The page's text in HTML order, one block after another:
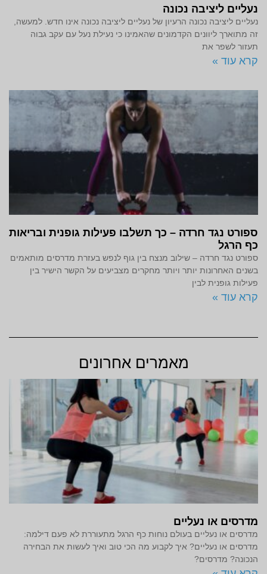
נעליים ליציבה נכונה
נעליים ליציבה נכונה הרעיון של נעליים ליציבה נכונה אינו חדש. למעשה,
זה מתוארך ליוונים הקדמונים שהאמינו כי נעילת נעל עם עקב גבוה
תעזור לשפר את
קרא עוד »
ספורט נגד חרדה – כך תשלבו פעילות גופנית ובריאות
כף הרגל
ספורט נגד חרדה – שילוב מנצח בין גוף לנפש בעזרת מדרסים מותאמים
בשנים האחרונות יותר ויותר מחקרים מצביעים על הקשר הישיר בין
פעילות גופנית לבין
קרא עוד »
מאמרים אחרונים
מדרסים או נעליים
מדרסים או נעליים בעולם נוחות כף הרגל מתעוררת לא פעם דילמה:
מדרסים או נעליים? איך לקבוע מה הכי טוב ואיך לעשות את הבחירה
הנכונה? מדרסים?